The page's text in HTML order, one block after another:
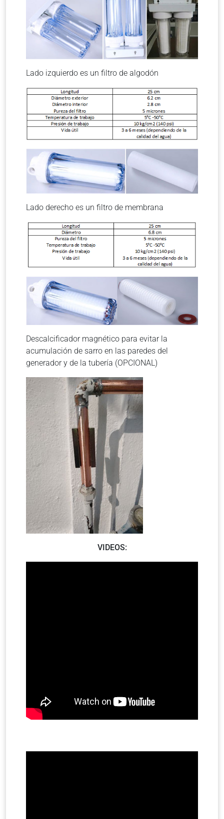
Lado izquierdo es un filtro de algodón
Lado derecho es un filtro de membrana
Descalcificador magnético para evitar la
acumulación de sarro en las paredes del
generador y de la tubería (OPCIONAL)
VIDEOS: